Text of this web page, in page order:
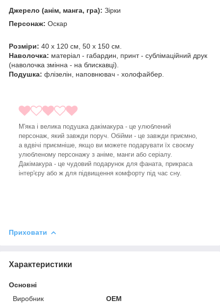
Джерело (анім, манга, гра): Зірки
Персонаж: Оскар
Розміри: 40 х 120 см, 50 х 150 см.
Наволочка: матеріал - габардин, принт - сублімаційний друк
(наволочка змінна - на блискавці).
Подушка: флізелін, наповнювач - холофайбер.
М'яка і велика подушка дакімакура - це улюблений
персонаж, який завжди поруч. Обійми - це завжди приємно,
а вдвічі приємніше, якщо ви можете подарувати їх своєму
улюбленому персонажу з аніме, манги або серіалу.
Дакімакура - це чудовий подарунок для фаната, прикраса
інтер'єру або ж для підвищення комфорту під час сну.
Приховати
Характеристики
Основні
Виробник
OEM